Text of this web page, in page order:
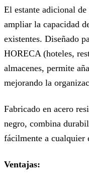
El estante adicional
ampliar la capacidad
existentes. Diseñado
HORECA (hoteles,
almacenes, permite
mejorando la
Fabricado en acero
negro, combina
fácilmente a cualquier
Ventajas: